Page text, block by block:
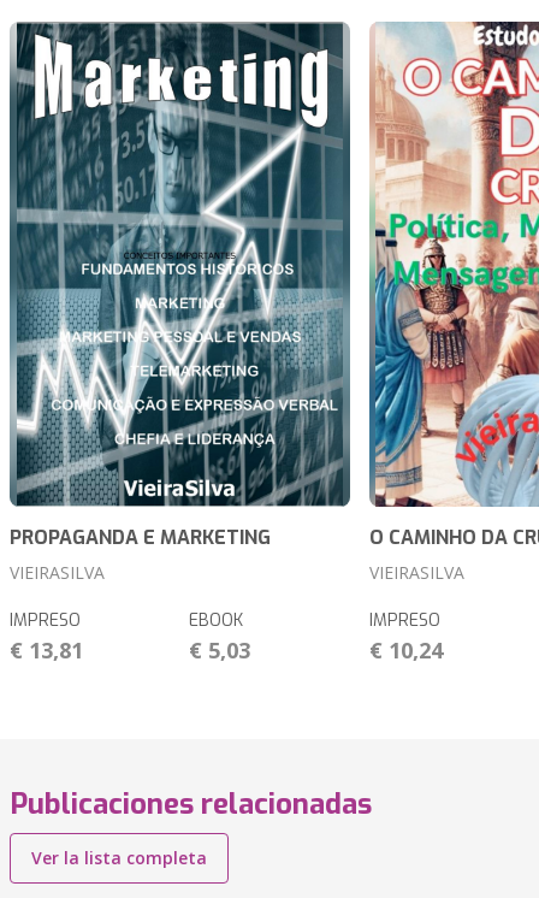
PROPAGANDA E MARKETING
VIEIRASILVA
IMPRESO
€ 13,81
EBOOK
€ 5,03
O CAMINHO DA
VIEIRASILVA
IMPRESO
€ 10,24
Publicaciones relacionadas
Ver la lista completa